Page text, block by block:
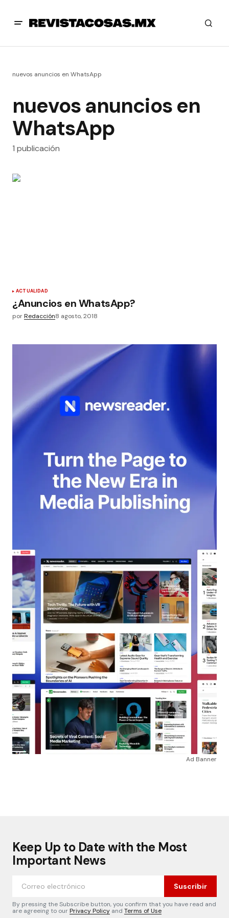
nuevos anuncios en WhatsApp
nuevos anuncios en
WhatsApp
1 publicación
ACTUALIDAD
¿Anuncios en WhatsApp?
porRedacción8 agosto, 2018
Ad Banner
Keep Up to Date with the Most
Important News
Suscribir
By pressing the Subscribe button, you confirm that you have read and
are agreeing to ourPrivacy Policy and Terms of Use